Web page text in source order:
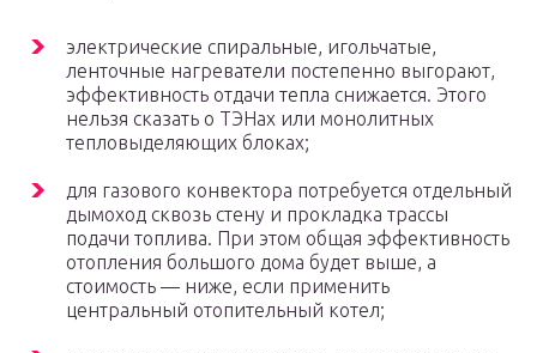
электрические спиральные, игольчатые,
ленточные нагреватели постепенно выгорают,
эффективность отдачи тепла снижается. Этого
нельзя сказать о ТЭНах или монолитных
тепловыделяющих блоках;
для газового конвектора потребуется отдельный
дымоход сквозь стену и прокладка трассы
подачи топлива. При этом общая эффективность
отопления большого дома будет выше, а
стоимость — ниже, если применить
центральный отопительный котел;